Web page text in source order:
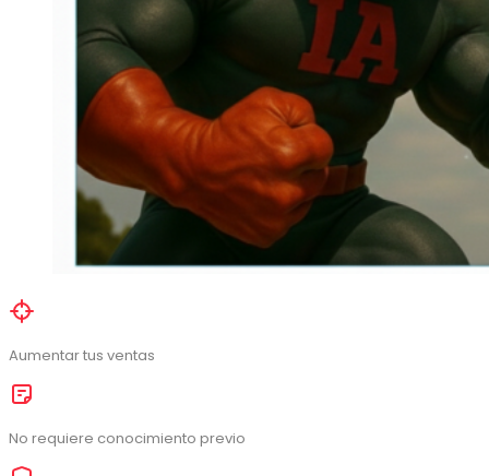
Aumentar tus ventas
No requiere conocimiento previo